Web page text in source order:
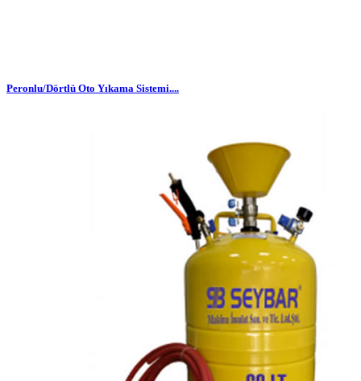
Peronlu/Dörtlü Oto Yıkama Sistemi....